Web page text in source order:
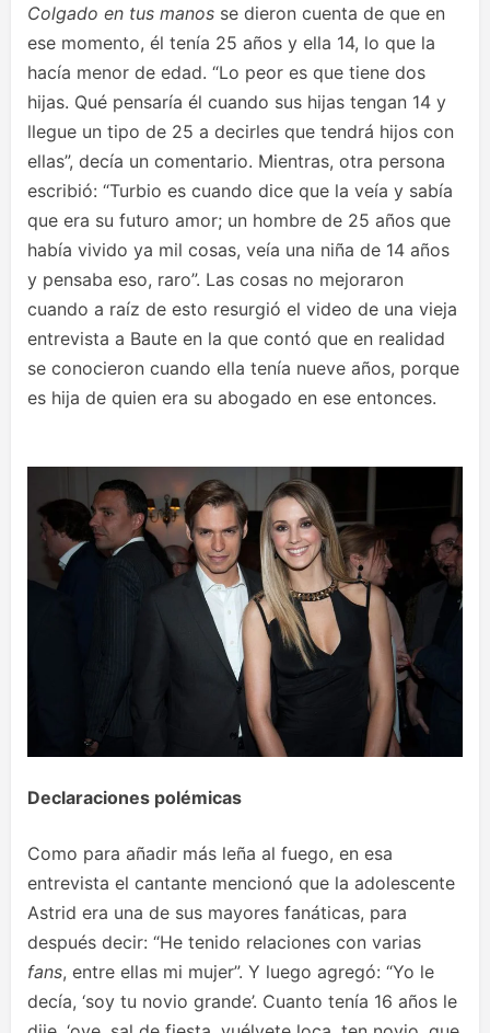
Colgado en tus manos se dieron cuenta de que en
ese momento, él tenía 25 años y ella 14, lo que la
hacía menor de edad. “Lo peor es que tiene dos
hijas. Qué pensaría él cuando sus hijas tengan 14 y
llegue un tipo de 25 a decirles que tendrá hijos con
ellas”, decía un comentario. Mientras, otra persona
escribió: “Turbio es cuando dice que la veía y sabía
que era su futuro amor; un hombre de 25 años que
había vivido ya mil cosas, veía una niña de 14 años
y pensaba eso, raro”. Las cosas no mejoraron
cuando a raíz de esto resurgió el video de una vieja
entrevista a Baute en la que contó que en realidad
se conocieron cuando ella tenía nueve años, porque
es hija de quien era su abogado en ese entonces.
Declaraciones polémicas
Como para añadir más leña al fuego, en esa
entrevista el cantante mencionó que la adolescente
Astrid era una de sus mayores fanáticas, para
después decir: “He tenido relaciones con varias
fans, entre ellas mi mujer”. Y luego agregó: “Yo le
decía, ‘soy tu novio grande’. Cuanto tenía 16 años le